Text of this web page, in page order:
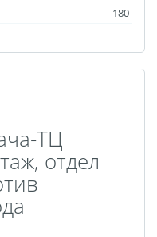
180
ТЦ
отдел